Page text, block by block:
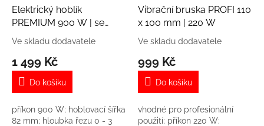
Elektrický hoblík
PREMIUM 900 W | se
stojanem | hoblovací šířka
Ve skladu dodavatele
1 499 Kč
Do košíku
příkon 900 W; hoblovací šířka
82 mm; hloubka řezu 0 - 3
Vibrační bruska PROFI 110
x 100 mm | 220 W
Ve skladu dodavatele
999 Kč
Do košíku
vhodné pro profesionální
použití; příkon 220 W;